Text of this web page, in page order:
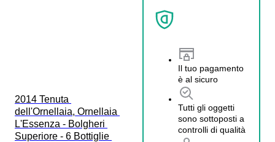
2014 Tenuta
dell'Ornellaia, Ornellaia
L'Essenza - Bolgheri
Superiore - 6 Bottiglie
Il tuo pagamento
è al sicuro
Tutti gli oggetti
sono sottoposti a
controlli di qualità